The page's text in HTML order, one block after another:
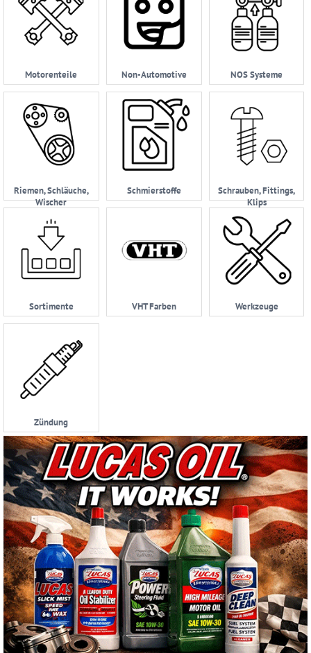
Motorenteile Non-Automotive NOS Systeme
Riemen, Schläuche,
Wischer
Schmierstoffe
Schrauben, Fittings,
Klips
Sortimente VHT Farben Werkzeuge
Zündung